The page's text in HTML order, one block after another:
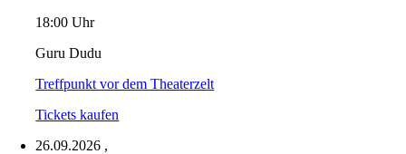
18:00 Uhr
Guru Dudu
Treffpunkt vor dem Theaterzelt
Tickets kaufen
26.09.2026 ,